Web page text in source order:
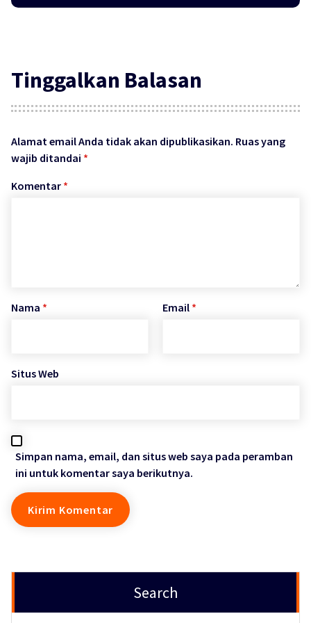
Tinggalkan Balasan
Alamat email Anda tidak akan dipublikasikan. Ruas yang
wajib ditandai *
Komentar *
Nama * Email *
Situs Web
Simpan nama, email, dan situs web saya pada peramban
ini untuk komentar saya berikutnya.
Search